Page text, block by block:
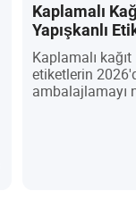
Kaplamalı
Yapışkanlı
2026'da
İçin Sessiz
Kaplamalı
etiketlerin
ambalajlamayı